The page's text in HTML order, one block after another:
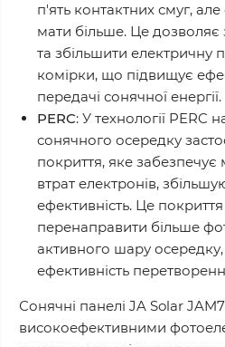
п'ять контактних смуг,
мати більше. Це дозволяє
та збільшити електричну
комірки, що підвищує
передачі сонячної енергії.
PERC: У технології PERC
сонячного осередку
покриття, яке забезпечує
втрат електронів,
ефективність. Це
перенаправити більше
активного шару
ефективність
Сонячні панелі JA Solar
високоефективними